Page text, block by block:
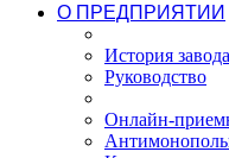
О ПРЕДПРИЯТИИ
История завода
Руководство
Онлайн-